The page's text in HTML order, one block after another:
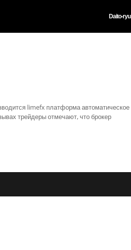
Daito-ryu
limefx платформа автоматическое
трейдеры отмечают, что брокер